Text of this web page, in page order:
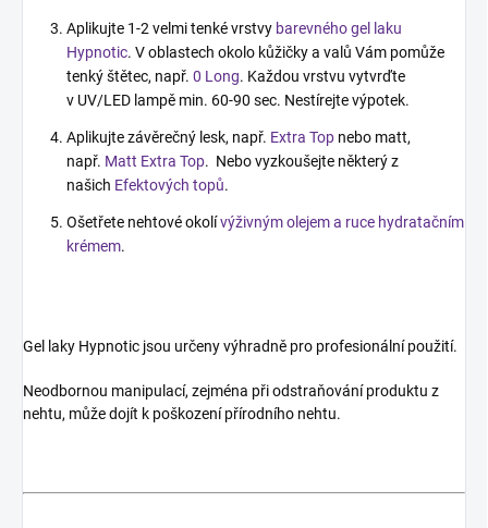
Aplikujte 1-2 velmi tenké vrstvy barevného gel laku
Hypnotic. V oblastech okolo kůžičky a valů Vám pomůže
tenký štětec, např. 0 Long. Každou vrstvu vytvrďte
v UV/LED lampě min. 60-90 sec. Nestírejte výpotek.
Aplikujte závěrečný lesk, např. Extra Top nebo matt,
např. Matt Extra Top. Nebo vyzkoušejte některý z
našich Efektových topů.
Ošetřete nehtové okolívýživným olejem a ruce hydratačním
krémem.
Gel laky Hypnotic jsou určeny výhradně pro profesionální použití.
Neodbornou manipulací, zejména při odstraňování produktu z
nehtu, může dojít k poškození přírodního nehtu.